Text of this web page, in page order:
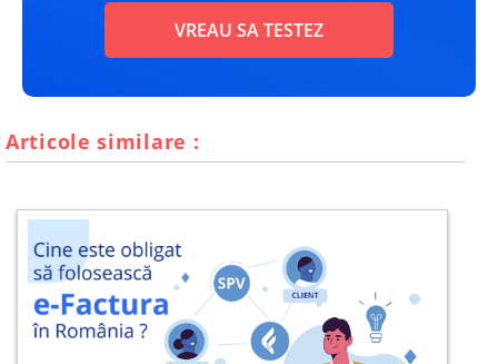
VREAU SA TESTEZ
Articole similare :